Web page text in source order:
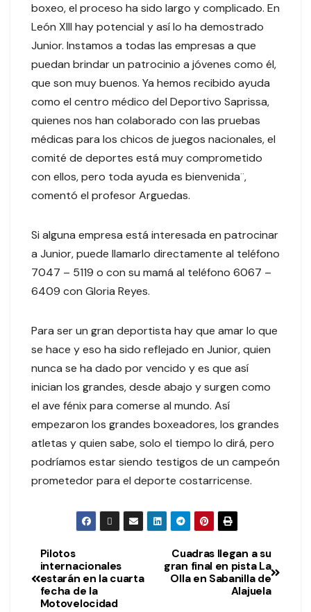
boxeo, el proceso ha sido largo y complicado. En
León XIII hay potencial y así lo ha demostrado
Junior. Instamos a todas las empresas a que
puedan brindar un patrocinio a jóvenes como él,
que son muy buenos. Ya hemos recibido ayuda
como el centro médico del Deportivo Saprissa,
quienes nos han colaborado con las pruebas
médicas para los chicos de juegos nacionales, el
comité de deportes está muy comprometido
con ellos, pero toda ayuda es bienvenida¨,
comentó el profesor Arguedas.
Si alguna empresa está interesada en patrocinar
a Junior, puede llamarlo directamente al teléfono
7047 – 5119 o con su mamá al teléfono 6067 –
6409 con Gloria Reyes.
Para ser un gran deportista hay que amar lo que
se hace y eso ha sido reflejado en Junior, quien
nunca se ha dado por vencido y es que así
inician los grandes, desde abajo y surgen como
el ave fénix para comerse al mundo. Así
empezaron los grandes boxeadores, los grandes
atletas y quien sabe, solo el tiempo lo dirá, pero
podríamos estar siendo testigos de un campeón
prometedor para el deporte costarricense.
Cuadras llegan a su
gran final en pista La
Olla en Sabanilla de
Alajuela
Pilotos
internacionales
estarán en la cuarta
fecha de la
Motovelocidad